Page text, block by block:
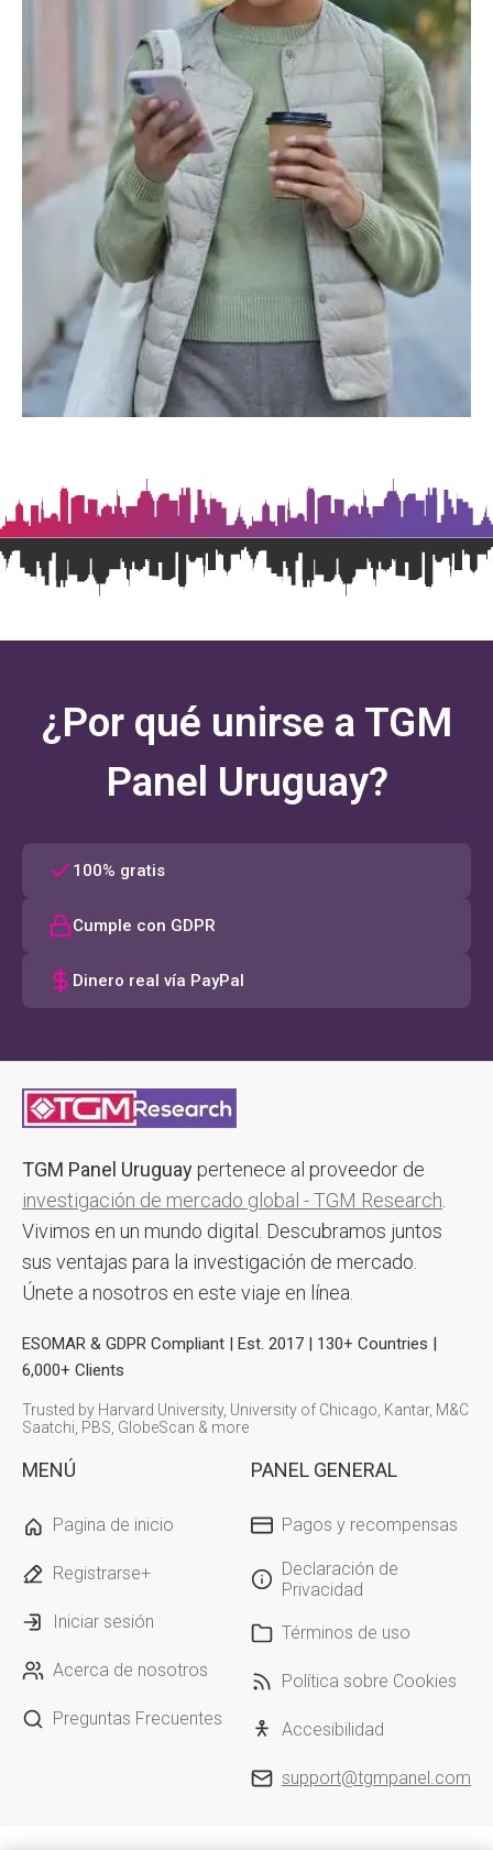
¿Por qué unirse a TGM
Panel Uruguay?
100% gratis
Cumple con GDPR
Dinero real vía PayPal
TGM Panel Uruguay pertenece al proveedor de
investigación de mercado global - TGM Research
Vivimos en un mundo digital. Descubramos juntos
sus ventajas para la investigación de mercado.
Únete a nosotros en este viaje en línea.
ESOMAR & GDPR Compliant | Est. 2017 | 130+ Countries |
6,000+ Clients
Trusted by Harvard University, University of Chicago, Kantar, M&C
Saatchi, PBS, GlobeScan & more
MENÚ
Pagina de inicio
Registrarse+
Iniciar sesión
Acerca de nosotros
Preguntas Frecuentes
PANEL GENERAL
Pagos y recompensas
Declaración de
Privacidad
Términos de uso
Política sobre Cookies
Accesibilidad
support@tgmpanel.com